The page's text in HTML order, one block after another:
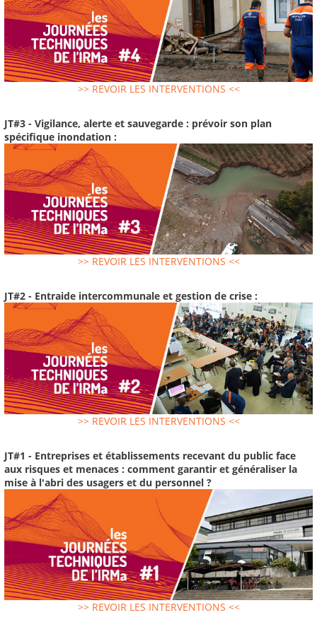
>> REVOIR LES INTERVENTIONS <<
JT#3 - Vigilance, alerte et sauvegarde : prévoir son plan
spécifique inondation :
>> REVOIR LES INTERVENTIONS <<
JT#2 - Entraide intercommunale et gestion de crise :
>> REVOIR LES INTERVENTIONS <<
JT#1 - Entreprises et établissements recevant du public face
aux risques et menaces : comment garantir et généraliser la
mise à l'abri des usagers et du personnel ?
>> REVOIR LES INTERVENTIONS <<